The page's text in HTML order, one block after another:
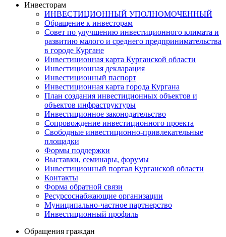
Инвесторам
ИНВЕСТИЦИОННЫЙ УПОЛНОМОЧЕННЫЙ
Обращение к инвесторам
Совет по улучшению инвестиционного климата и
развитию малого и среднего предпринимательства
в городе Кургане
Инвестиционная карта Курганской области
Инвестиционная декларация
Инвестиционный паспорт
Инвестиционная карта города Кургана
План создания инвестиционных объектов и
объектов инфраструктуры
Инвестиционное законодательство
Сопровождение инвестиционного проекта
Свободные инвестиционно-привлекательные
площадки
Формы поддержки
Выставки, семинары, форумы
Инвестиционный портал Курганской области
Контакты
Форма обратной связи
Ресурсоснабжающие организации
Муниципально-частное партнерство
Инвестиционный профиль
Обращения граждан